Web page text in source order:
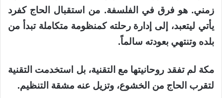
زمني. هو فرق في الفلسفة. من استقبال الحاج كفرد
يأتي ليتعبد، إلى إدارة رحلته كمنظومة متكاملة تبدأ من
بلده وتنتهي بعودته سالماً.
مكة لم تفقد روحانيتها مع التقنية، بل استخدمت التقنية
لتقرب الحاج من الخشوع، وتزيل عنه مشقة التنظيم.